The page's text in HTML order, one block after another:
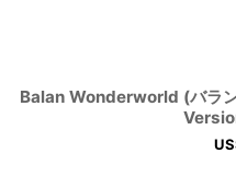
Balan Wonderworld (バラ